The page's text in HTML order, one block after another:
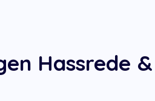
Hassrede &